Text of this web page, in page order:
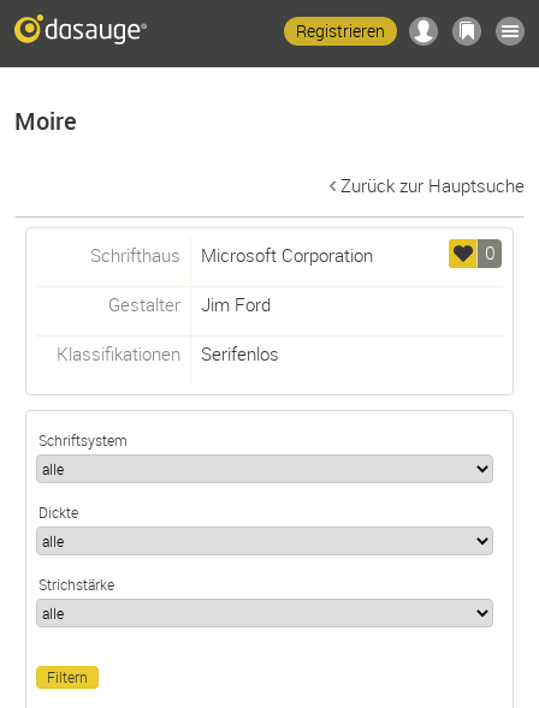
Registrieren
Moire
Zurück zur Hauptsuche
0
Schrifthaus Microsoft Corporation
Gestalter Jim Ford
Klassifikationen Serifenlos
Schriftsystem
Dickte
Strichstärke